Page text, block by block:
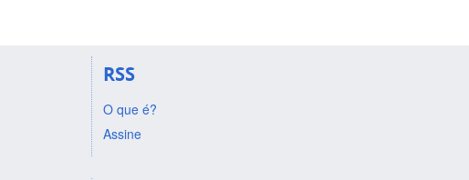
RSS
O que é?
Assine